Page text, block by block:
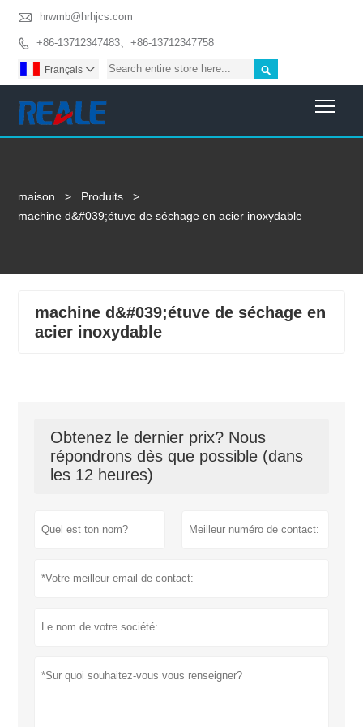
 hrwmb@hrhjcs.com
 +86-13712347483、+86-13712347758

Français 
maison > Produits
>
machine d&#039;étuve de séchage en acier inoxydable
machine d&#039;étuve de séchage en
acier inoxydable
Obtenez le dernier prix? Nous
répondrons dès que possible (dans
les 12 heures)